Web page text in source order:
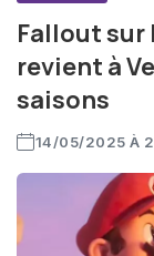
Fallout sur
revient à
saisons
14/05/2025 À